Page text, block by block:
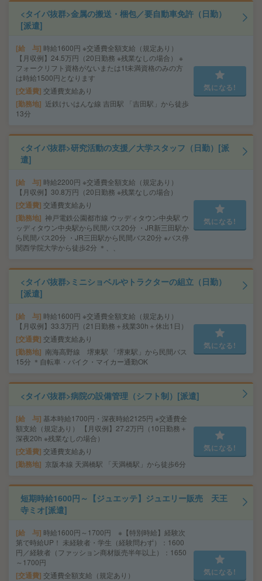
<タイパ抜群>金属の搬送・梱包／要自動車免許（日勤）
[派遣]
給 与 時給1600円 ※交通費全額支給（規定あり）
【月収例】24.5万円（20日勤務 ※残業なしの場合） ※
フォークリフト資格がないまたは1t未満資格のみの方
は時給1500円となります
交通費 交通費支給あり
勤務地
近鉄けいはんな線 吉田駅 「吉田駅」から徒歩
13分
気になる!
<タイパ抜群>研究活動の支援／大学スタッフ（日勤）[派
遣]
給 与 時給2200円 ※交通費全額支給（規定あり）
【月収例】30.8万円（20日勤務 ※残業なしの場合）
交通費 交通費支給あり
勤務地 神戸電鉄公園都市線 ウッディタウン中央駅 ウ
ッディタウン中央駅から民間バス20分 ・JR新三田駅か
ら民間バス20分 ・JR三田駅から民間バス20分 ※バス停
関西学院大学から徒歩2分 ＊、、
気になる!
<タイパ抜群>ミニショベルやトラクターの組立（日勤）
[派遣]
給 与 時給1600円 ※交通費全額支給（規定あり）
【月収例】33.3万円（21日勤務＋残業30h＋休出1日）
交通費 交通費支給あり
勤務地
南海高野線 堺東駅 「堺東駅」から民間バス
15分 ＊自転車・バイク・マイカー通勤OK
気になる!
<タイパ抜群>病院の設備管理（シフト制）[派遣]
給 与 基本時給1700円・深夜時給2125円 ※交通費全
額支給（規定あり） 【月収例】27.2万円（10日勤務＋
深夜20h ※残業なしの場合）
交通費 交通費支給あり
勤務地 京阪本線 天満橋駅 「天満橋駅」から徒歩6分
気になる!
短期時給1600円～【ジュエッテ】ジュエリー販売 天王
寺ミオ[派遣]
給 与 時給1600円～1700円 ※【特別時給】経験次
第で時給UP！ 未経験者・学生（経験問わず）：1600
円／経験者（ファッション商材販売半年以上）：1650
～1700円
交通費 交通費全額支給（規定あり） 気になる!